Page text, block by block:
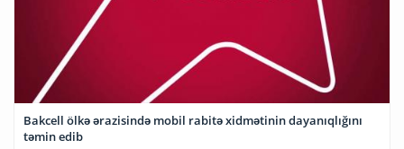
Bakcell ölkə ərazisində mobil rabitə xidmətinin dayanıqlığını
təmin edib